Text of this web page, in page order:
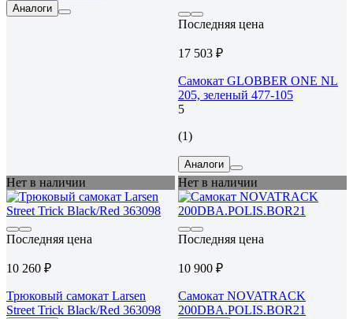
Аналоги
Последняя цена
17 503 ₽
Самокат GLOBBER ONE NL
205, зеленый 477-105
5
(1)
Аналоги
Нет в наличии
Последняя цена
10 260 ₽
Трюковый самокат Larsen
Street Trick Black/Red 363098
Нет в наличии
Последняя цена
10 900 ₽
Самокат NOVATRACK
200DBA.POLIS.BOR21